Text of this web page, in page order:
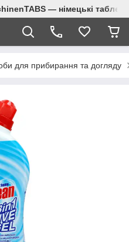
― німецькі
для прибирання та догляду